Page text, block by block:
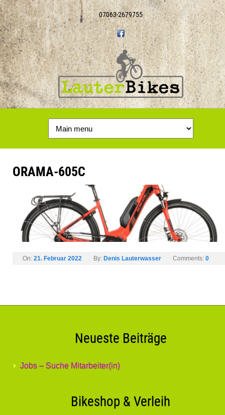
07063-2679755
ORAMA-605C
On: 21. Februar 2022 By: Denis Lauterwasser Comments: 0
Neueste Beiträge
Jobs – Suche Mitarbeiter(in)
Bikeshop & Verleih